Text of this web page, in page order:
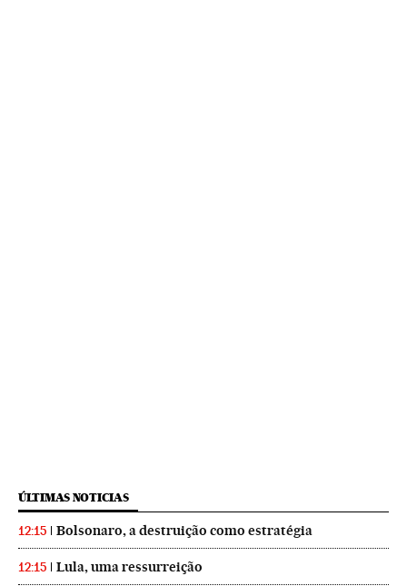
ÚLTIMAS NOTICIAS
12:15 Bolsonaro, a destruição como estratégia
12:15 Lula, uma ressurreição